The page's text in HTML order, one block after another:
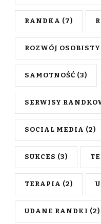
RANDKA (7)
ROZWÓJ OSOBISTY
SAMOTNOŚĆ (3)
SERWISY
SOCIAL MEDIA (2)
SUKCES (3)
TERAPIA (2)
UDANE RANDKI (2)